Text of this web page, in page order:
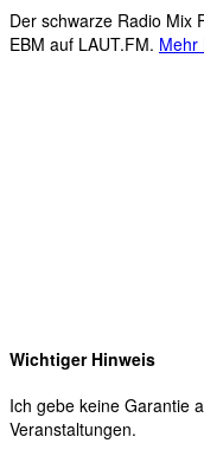
Der schwarze Radio Mix
EBM auf LAUT.FM. Mehr
Wichtiger Hinweis
Ich gebe keine Garantie
Veranstaltungen.